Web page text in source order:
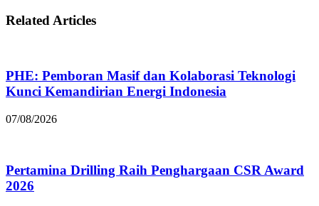
Related Articles
PHE: Pemboran Masif dan Kolaborasi Teknologi
Kunci Kemandirian Energi Indonesia
07/08/2026
Pertamina Drilling Raih Penghargaan CSR Award
2026